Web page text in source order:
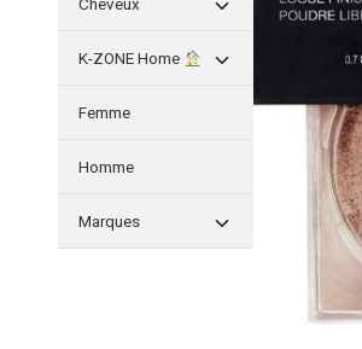
K-ZONE Home
Femme
Homme
Marques